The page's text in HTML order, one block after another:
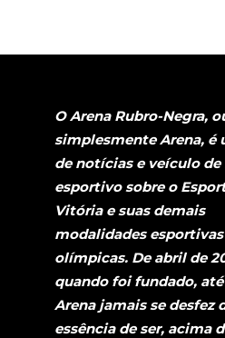
O Arena Rubro-Negra,
simplesmente Arena, é
de notícias e veículo de
esportivo sobre o
Vitória e suas demais
modalidades esportivas
olímpicas. De abril de
quando foi fundado,
Arena jamais se desfez
essência de ser, acima